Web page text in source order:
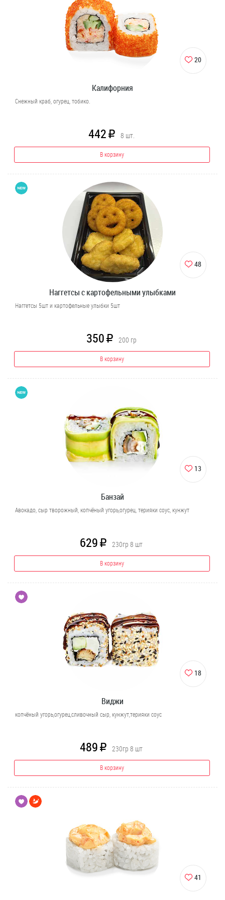
20
Калифорния
Снежный краб, огурец, тобико.
442 R 8 шт.
В корзину
48
Наггетсы с картофельными улыбками
Наггетсы 5шт и картофельные улыбки 5шт
350 R 200 гр
В корзину
13
Банзай
Авокадо, сыр творожный, копчёный угорь,огурец, терияки соус, кунжут
629 R 230гр 8 шт
В корзину
18
Виджи
копчёный угорь,огурец,сливочный сыр, кунжут,терияки соус
489 R 230гр 8 шт
В корзину
41